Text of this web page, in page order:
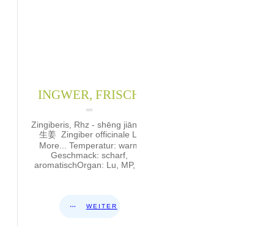
INGWER, FRISCH
Zingiberis, Rhz - shēng jiāng -
生姜 Zingiber officinale L.
More... Temperatur: warm
Geschmack: scharf,
aromatischOrgan: Lu, MP,
WEITER